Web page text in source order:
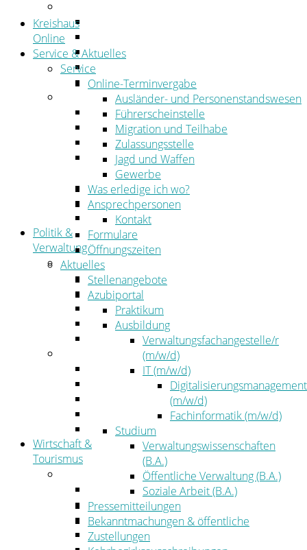
Ansprechpersonen
Formulare
Öffnungszeiten
Aktuelles
Stellenangebote
Azubiportal
Pressemitteilungen
Bekanntmachungen & öffentliche
Zustellungen
Kehrbezirksausschreibungen
Amtsblatt
Öffentliche Ausschreibungen
Politik &
Verwaltung
Politik
Kreistag
Kreistagsinformationssystem
Bürgerinformationssystem
Wahlen
Der Landrat
Kommunalaufsicht
Zahlen, Daten, Fakten
Wirtschaft &
Tourismus
Wirtschaftsförderung
Gewerbeflächen und Unternehmen
Arbeitgeberservice
Mobilfunk & Breitband
Kreishaus
Online
Service & Aktuelles
Service
Online-Terminvergabe
Ausländer- und Personenstandswesen
Führerscheinstelle
Migration und Teilhabe
Zulassungsstelle
Jagd und Waffen
Gewerbe
Was erledige ich wo?
Ansprechpersonen
Kontakt
Formulare
Öffnungszeiten
Aktuelles
Stellenangebote
Azubiportal
Praktikum
Ausbildung
Verwaltungsfachangestelle/r
(m/w/d)
IT (m/w/d)
Digitalisierungsmanagement
(m/w/d)
Fachinformatik (m/w/d)
Studium
Verwaltungswissenschaften
(B.A.)
Öffentliche Verwaltung (B.A.)
Soziale Arbeit (B.A.)
Pressemitteilungen
Bekanntmachungen & öffentliche
Zustellungen